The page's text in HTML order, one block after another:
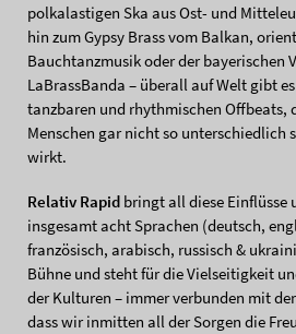
polkalastigen Ska aus Ost- und
hin zum Gypsy Brass vom Balkan,
Bauchtanzmusik oder der bayerischen
LaBrassBanda – überall auf Welt gibt
tanzbaren und rhythmischen Offbeats,
Menschen gar nicht so unterschiedlich
wirkt.
Relativ Rapidbringt all diese Einflüsse
insgesamt acht Sprachen (deutsch,
französisch, arabisch, russisch &
Bühne und steht für die Vielseitigkeit
der Kulturen – immer verbunden mit
dass wir inmitten all der Sorgen die